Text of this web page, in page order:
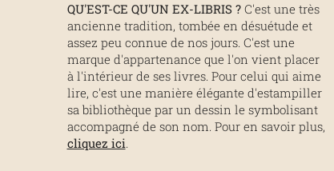
QU'EST-CE QU'UN EX-LIBRIS ?C'est une très
ancienne tradition, tombée en désuétude et
assez peu connue de nos jours. C'est une
marque d'appartenance que l'on vient placer
à l'intérieur de ses livres. Pour celui qui aime
lire, c'est une manière élégante d'estampiller
sa bibliothèque par un dessin le symbolisant
accompagné de son nom. Pour en savoir plus,
cliquez ici.